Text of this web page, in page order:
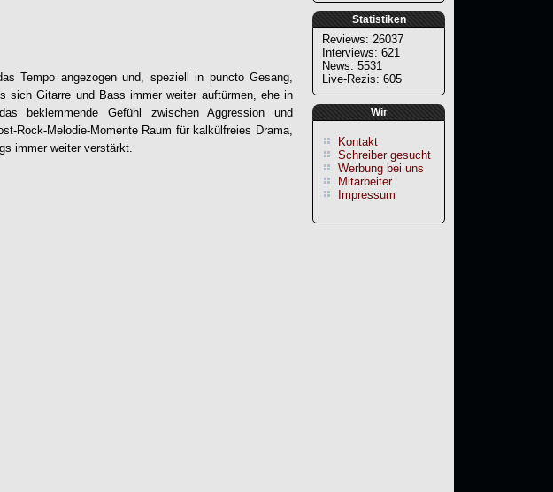
Statistiken
Reviews: 26037
Interviews: 621
News: 5531
Live-Rezis: 605
Wir
Kontakt
Schreiber gesucht
Werbung bei uns
Mitarbeiter
Impressum
Tempo angezogen und, speziell in puncto Gesang,
sich Gitarre und Bass immer weiter auftürmen, ehe in
beklemmende Gefühl zwischen Aggression und
Rock-Melodie-Momente Raum für kalkülfreies Drama,
immer weiter verstärkt.